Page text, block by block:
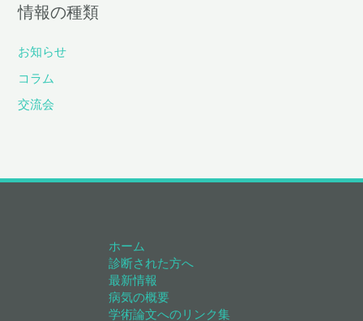
事
情報の種類
お知らせ
コラム
交流会
ホーム
診断された方へ
最新情報
病気の概要
学術論文へのリンク集